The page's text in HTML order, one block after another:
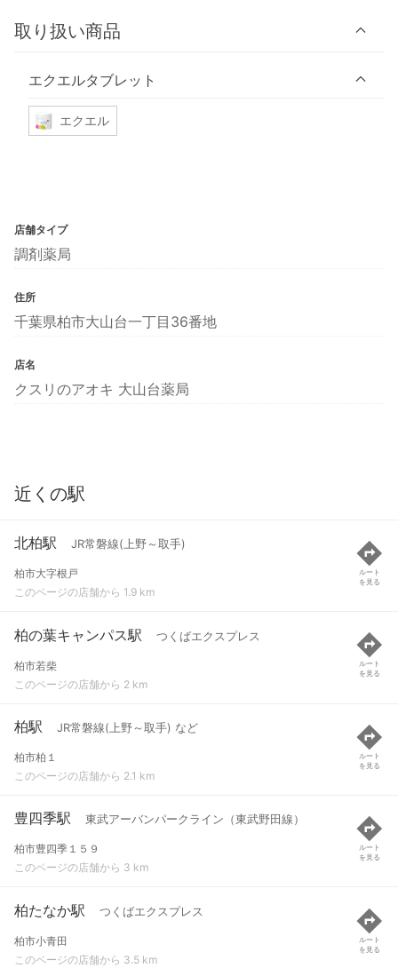
取り扱い商品
エクエルタブレット
エクエル
店舗タイプ
調剤薬局
住所
千葉県柏市大山台一丁目36番地
店名
クスリのアオキ 大山台薬局
近くの駅
北柏駅 JR常磐線(上野～取手)
柏市大字根戸
このページの店舗から 1.9 km
ルート
を見る
柏の葉キャンパス駅 つくばエクスプレス
柏市若柴
このページの店舗から 2 km
ルート
を見る
柏駅 JR常磐線(上野～取手) など
柏市柏１
このページの店舗から 2.1 km
ルート
を見る
豊四季駅 東武アーバンパークライン（東武野田線）
柏市豊四季１５９
このページの店舗から 3 km
ルート
を見る
柏たなか駅 つくばエクスプレス
柏市小青田
このページの店舗から 3.5 km
ルート
を見る